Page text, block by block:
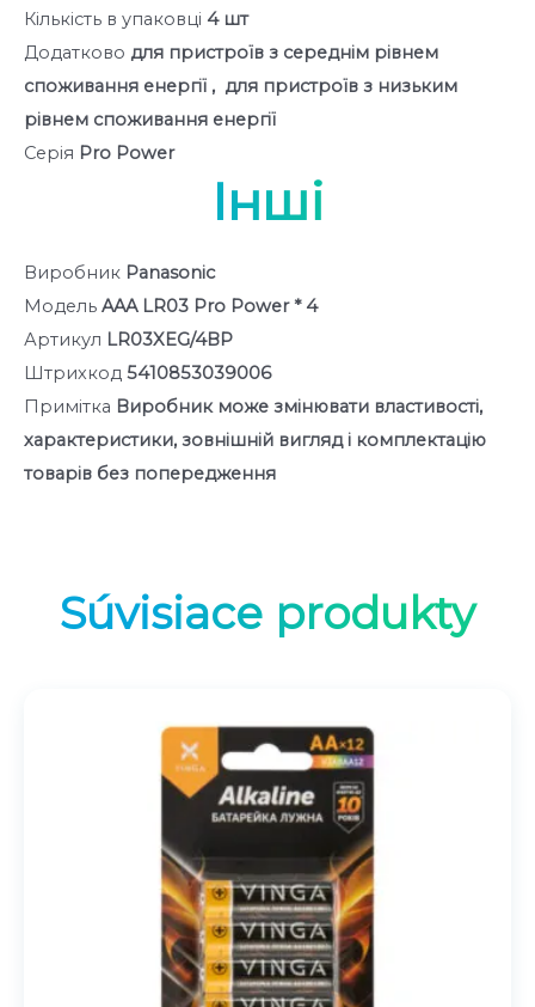
Кількість в упаковці 4 шт
Додатково для пристроїв з середнім рівнем
споживання енергії , для пристроїв з низьким
рівнем споживання енергії
Серія Pro Power
Інші
Виробник Panasonic
Модель AAA LR03 Pro Power * 4
Артикул LR03XEG/4BP
Штрихкод 5410853039006
Примітка Виробник може змінювати властивості,
характеристики, зовнішній вигляд і комплектацію
товарів без попередження
Súvisiace produkty